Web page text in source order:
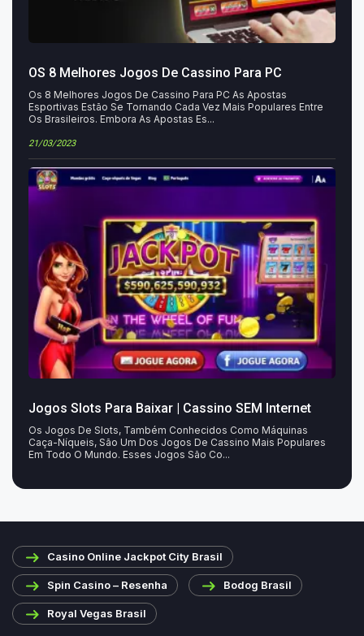
OS 8 Melhores Jogos De Cassino Para PC
Os 8 Melhores Jogos De Cassino Para PC As Apostas
Esportivas Estão Se Tornando Cada Vez Mais Populares Entre
Os Brasileiros. Embora As Apostas Es...
21/03/2023
Jogos Slots Para Baixar | Cassino SEM Internet
Os Jogos De Slots, Também Conhecidos Como Máquinas
Caça-Níqueis, São Um Dos Jogos De Cassino Mais Populares
Em Todo O Mundo. Esses Jogos São Co...
Casino Online Jackpot City Brasil
Spin Casino – Resenha Bodog Brasil
Royal Vegas Brasil